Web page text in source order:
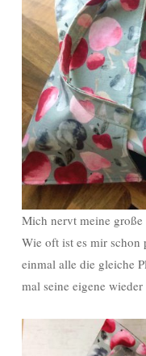
Mich nervt meine große
Wie oft ist es mir schon
einmal alle die gleiche
mal seine eigene